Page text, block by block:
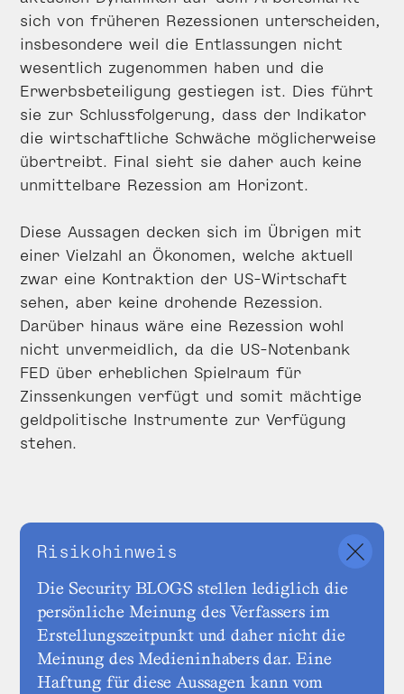
sich von früheren Rezessionen unterscheiden,
insbesondere weil die Entlassungen nicht
wesentlich zugenommen haben und die
Erwerbsbeteiligung gestiegen ist. Dies führt
sie zur Schlussfolgerung, dass der Indikator
die wirtschaftliche Schwäche möglicherweise
übertreibt. Final sieht sie daher auch keine
unmittelbare Rezession am Horizont.
Diese Aussagen decken sich im Übrigen mit
einer Vielzahl an Ökonomen, welche aktuell
zwar eine Kontraktion der US-Wirtschaft
sehen, aber keine drohende Rezession.
Darüber hinaus wäre eine Rezession wohl
nicht unvermeidlich, da die US-Notenbank
FED über erheblichen Spielraum für
Zinssenkungen verfügt und somit mächtige
geldpolitische Instrumente zur Verfügung
stehen.
Risikohinweis
Die Security BLOGS stellen lediglich die
persönliche Meinung des Verfassers im
Erstellungszeitpunkt und daher nicht die
Meinung des Medieninhabers dar. Eine
Haftung für diese Aussagen kann vom